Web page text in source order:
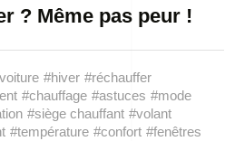
? Même pas peur !
#hiver #réchauffer
#chauffage #astuces #mode
#siège chauffant #volant
#température #confort #fenêtres